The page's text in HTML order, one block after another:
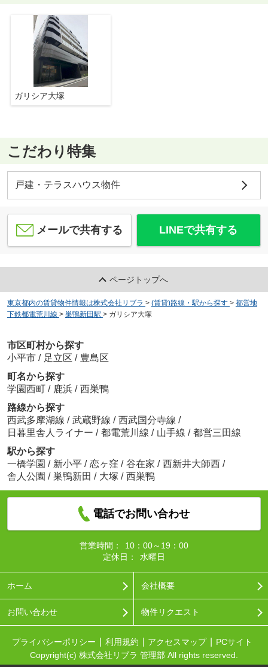
ガリシア大塚
こだわり特集
戸建・テラスハウス物件
メールで共有する LINEで共有する
ページトップへ
東京都内の賃貸物件情報は株式会社リブラ > (賃貸)路線・駅から探す > 都営地
下鉄都電荒川線 > 巣鴨新田駅 > ガリシア大塚
市区町村から探す
小平市 / 足立区 / 豊島区
町名から探す
学園西町 / 鹿浜 / 西巣鴨
路線から探す
西武多摩湖線 / 武蔵野線 / 西武国分寺線 /
日暮里舎人ライナー / 都電荒川線 / 山手線 / 都営三田線
駅から探す
一橋学園 / 新小平 / 恋ヶ窪 / 谷在家 / 西新井大師西 /
舎人公園 / 巣鴨新田 / 大塚 / 西巣鴨
電話でお問い合わせ
営業時間：
10：00～19：00
定休日：
水曜日
ホーム 会社概要
お問い合わせ 物件リクエスト
プライバシーポリシー 利用規約 アクセスマップ
PCサイト
Copyright(c) 株式会社リブラ 管理部 All rights reserved.